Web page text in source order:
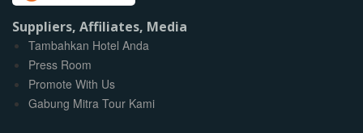
Suppliers, Affiliates, Media
Tambahkan Hotel Anda
Press Room
Promote With Us
Gabung Mitra Tour Kami